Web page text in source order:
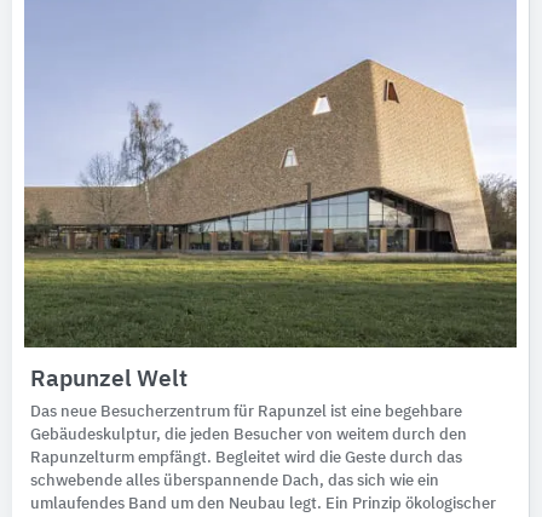
Rapunzel Welt
Das neue Besucherzentrum für Rapunzel ist eine begehbare
Gebäudeskulptur, die jeden Besucher von weitem durch den
Rapunzelturm empfängt. Begleitet wird die Geste durch das
schwebende alles überspannende Dach, das sich wie ein
umlaufendes Band um den Neubau legt. Ein Prinzip ökologischer